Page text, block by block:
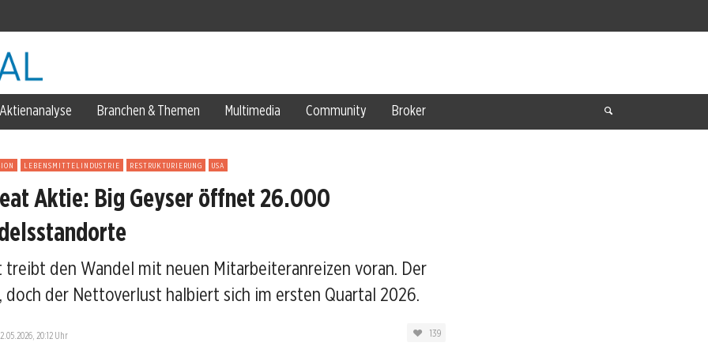
Finanzierung?
Aktienanalyse Branchen & Themen Multimedia Community Broker
LEBENSMITTELINDUSTRIE RESTRUKTURIERUNG USA
Aktie: Big Geyser öffnet 26.000
treibt den Wandel mit neuen Mitarbeiteranreizen voran. Der
doch der Nettoverlust halbiert sich im ersten Quartal 2026.
20:12 Uhr 139